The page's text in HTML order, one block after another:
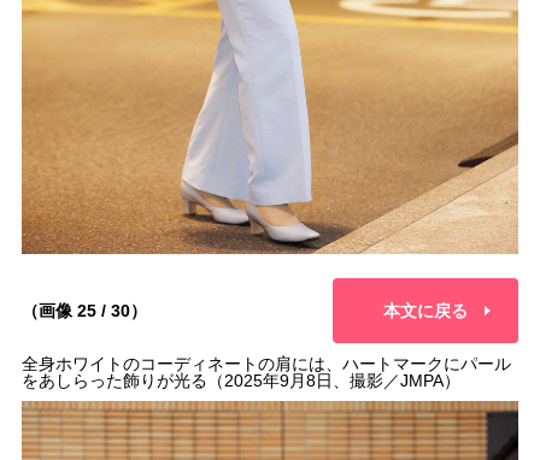
（画像 25 / 30） 本文に戻る
全身ホワイトのコーディネートの肩には、ハートマークにパール
をあしらった飾りが光る（2025年9月8日、撮影／JMPA）